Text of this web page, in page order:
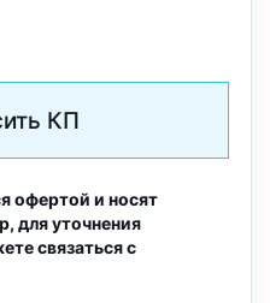
КП
офертой и носят
для уточнения
связаться с